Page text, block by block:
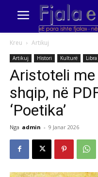
Kreu Artikuj
Artikuj Histori Kulturë Libra
Aristoteli me
shqip, në
‘Poetika’
Nga admin - 9 Janar 2026